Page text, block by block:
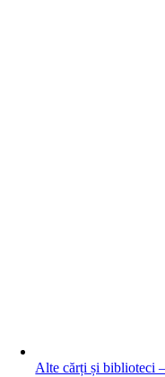
Alte cărți și biblioteci